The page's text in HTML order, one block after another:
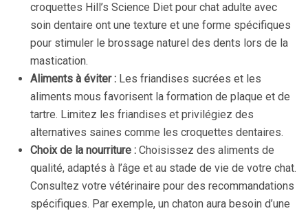
croquettes Hill’s Science Diet pour chat adulte avec
soin dentaire ont une texture et une forme spécifiques
pour stimuler le brossage naturel des dents lors de la
mastication.
Aliments à éviter : Les friandises sucrées et les
aliments mous favorisent la formation de plaque et de
tartre. Limitez les friandises et privilégiez des
alternatives saines comme les croquettes dentaires.
Choix de la nourriture : Choisissez des aliments de
qualité, adaptés à l’âge et au stade de vie de votre chat.
Consultez votre vétérinaire pour des recommandations
spécifiques. Par exemple, un chaton aura besoin d’une